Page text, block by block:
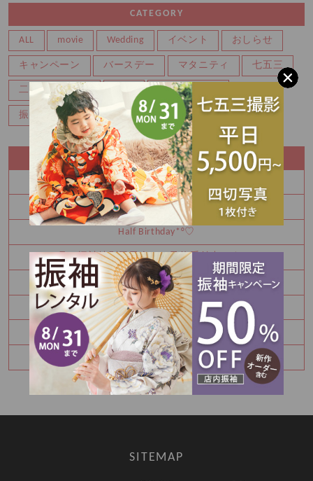
CATEGORY
ALL movie Wedding イベント おしらせ
キャンペーン バースデー マタニティ 七五三
二分の一成人式 成人式前撮り
振袖レンタル 百日 記念写真
RECENT ENTRY
夏休み中にお振袖決めてみませんか
8月 夏の特別展示会 ご予約枠残りわずかです！！
Half Birthday‪‪*°♡
8月 振袖特別展示会 ご予約受付中です！！
Happy Birthday🎉
七五三詣りの神社紹介⛩️
8月振袖展示会予約受付中✨
卒業袴レンタルご予約承り中♪
SITEMAP